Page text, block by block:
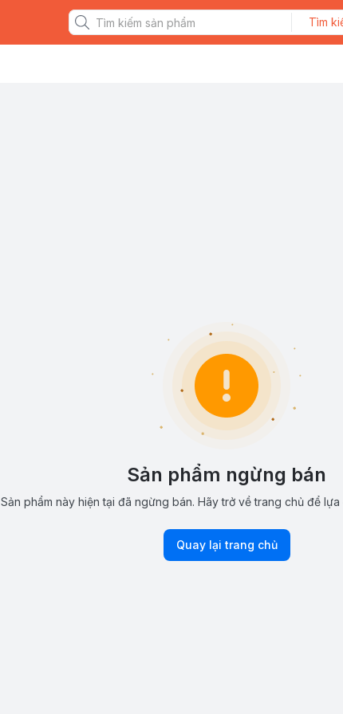
Tìm
Sản phẩm ngừng bán
Sản phẩm này hiện tại đã ngừng bán. Hãy trở về trang chủ để lựa
Quay lại trang chủ